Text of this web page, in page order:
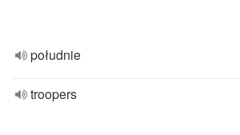
południe
troopers